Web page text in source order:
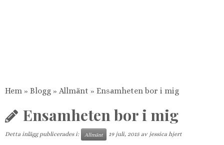
Hem » Blogg » Allmänt » Ensamheten bor i mig
Ensamheten bor i mig
Detta inlägg publicerades i: Allmänt 19 juli, 2015 av jessica hjert